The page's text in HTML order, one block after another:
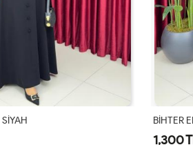
BİHTER ELBİSE -